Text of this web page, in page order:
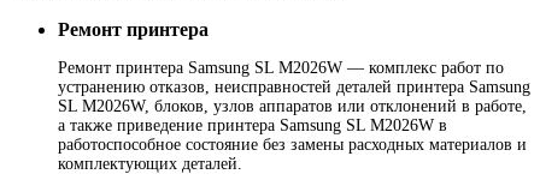
Ремонт принтера
Ремонт принтера Samsung SL M2026W — комплекс работ по
устранению отказов, неисправностей деталей принтера Samsung
SL M2026W, блоков, узлов аппаратов или отклонений в работе,
а также приведение принтера Samsung SL M2026W в
работоспособное состояние без замены расходных материалов и
комплектующих деталей.